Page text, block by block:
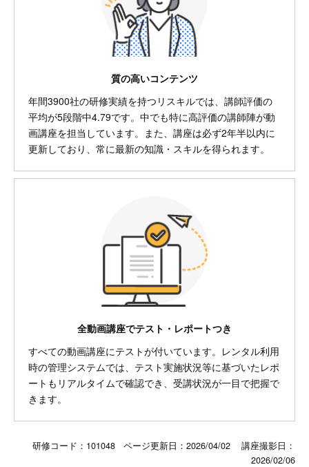
質の高いコンテンツ
年間3900社の研修実績を持つリスキルでは、講師評価の
平均が5段階中4.79です。中でも特に高評価の講師陣が動
画講座を担当しています。また、講座は必ず2年半以内に
更新しており、常に最新の知識・スキルを得られます。
全動画講座でテスト・レポートつき
すべての動画講座にテストが付いています。レンタル利用
時の管理システムでは、テスト実施状況等に基づいたレポ
ートもリアルタイムで確認でき、受講状況が一目で把握で
きます。
研修コード：101048 ページ更新日： 2026/04/02
講座撮影日：
2026/02/06